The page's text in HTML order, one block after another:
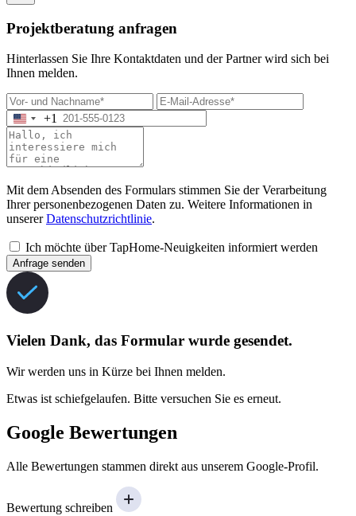
Projektberatung anfragen
Hinterlassen Sie Ihre Kontaktdaten und der Partner wird sich bei
Ihnen melden.
+1
Mit dem Absenden des Formulars stimmen Sie der Verarbeitung
Ihrer personenbezogenen Daten zu. Weitere Informationen in
unsererDatenschutzrichtlinie.
Ich möchte über TapHome-Neuigkeiten informiert werden
Anfrage senden
Vielen Dank, das Formular wurde gesendet.
Wir werden uns in Kürze bei Ihnen melden.
Etwas ist schiefgelaufen. Bitte versuchen Sie es erneut.
Google Bewertungen
Alle Bewertungen stammen direkt aus unserem Google-Profil.
Bewertung schreiben